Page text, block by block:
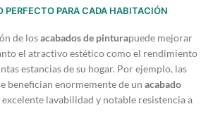
PERFECTO PARA CADA HABITACIÓN
de losacabados de pinturapuede mejorar
el atractivo estético como el rendimiento
estancias de su hogar. Por ejemplo, las
benefician enormemente de un acabado
excelente lavabilidad y notable resistencia a